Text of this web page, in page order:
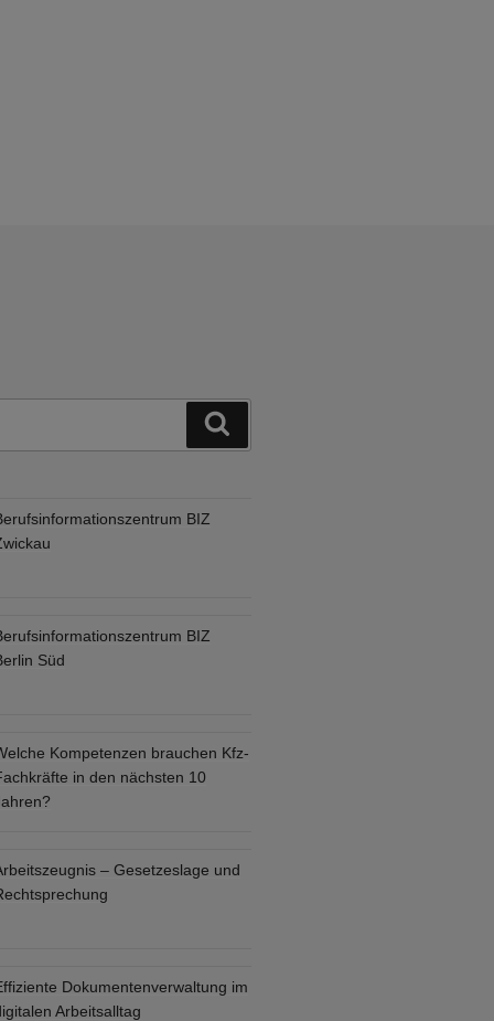
BIZ
BIZ
Süd
Kompetenzen brauchen Kfz-
in den nächsten 10
– Gesetzeslage und
Dokumentenverwaltung im
Arbeitsalltag